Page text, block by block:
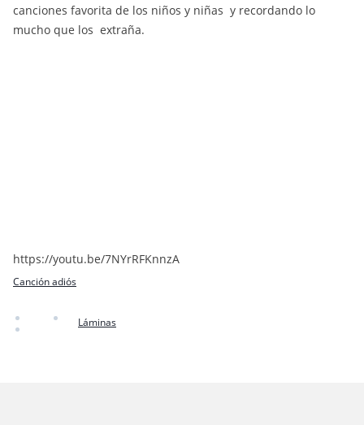
canciones favorita de los niños y niñas y recordando lo
mucho que los extraña.
https://youtu.be/7NYrRFKnnzA
Canción adiós
Láminas